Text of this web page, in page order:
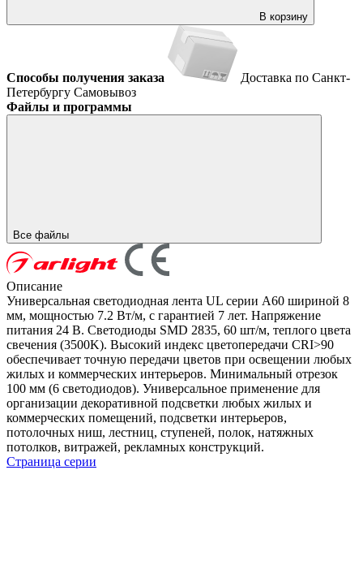
В корзину
Способы получения заказа
Доставка по Санкт-
Петербургу Самовывоз
Файлы и программы
Все файлы
Описание
Универсальная светодиодная лента UL серии A60 шириной 8
мм, мощностью 7.2 Вт/м, с гарантией 7 лет. Напряжение
питания 24 В. Светодиоды SMD 2835, 60 шт/м, теплого цвета
свечения (3500K). Высокий индекс цветопередачи CRI>90
обеспечивает точную передачи цветов при освещении любых
жилых и коммерческих интерьеров. Минимальный отрезок
100 мм (6 светодиодов). Универсальное применение для
организации декоративной подсветки любых жилых и
коммерческих помещений, подсветки интерьеров,
потолочных ниш, лестниц, ступеней, полок, натяжных
потолков, витражей, рекламных конструкций.
Страница серии